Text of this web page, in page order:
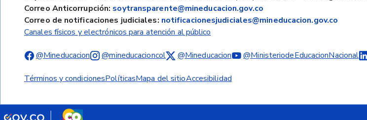
Correo Anticorrupción: soytransparente@mineducacion.gov.co
Correo de notificaciones judiciales: notificacionesjudiciales@mineducacion.gov.co
Canales físicos y electrónicos para atención al público
@Mineducacion @mineducacioncol @Mineducacion @MinisteriodeEducacionNacional
Términos y condicionesPolíticasMapa del sitioAccesibilidad